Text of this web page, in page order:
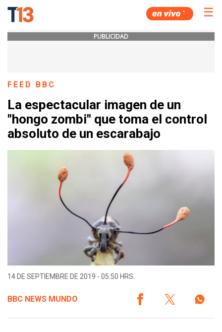
☰
PUBLICIDAD
FEED BBC
La espectacular imagen de un
"hongo zombi" que toma el control
absoluto de un escarabajo
14 DE SEPTIEMBRE DE 2019 - 05:50 HRS.
BBC NEWS MUNDO